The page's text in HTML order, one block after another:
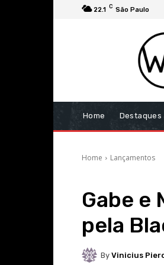
22.1 C São Paulo
Home Destaques
Home Lançamentos
Gabe e
pela
By Vinicius